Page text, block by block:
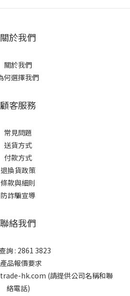
關於我們
關於我們
何選擇我們
顧客服務
常見問題
送貨方式
付款方式
退換貨政策
條款與細則
防詐騙宣導
聯絡我們
詢 : 2861 3823
品報價要求
hk.com (請提供公司名稱和聯
絡電話)